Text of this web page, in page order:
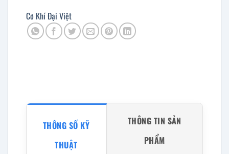
Cơ Khí Đại Việt
THÔNG SỐ KỸ
THUẬT
THÔNG TIN SẢN
PHẨM